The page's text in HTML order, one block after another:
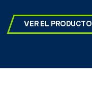
VER EL PRODUCTO